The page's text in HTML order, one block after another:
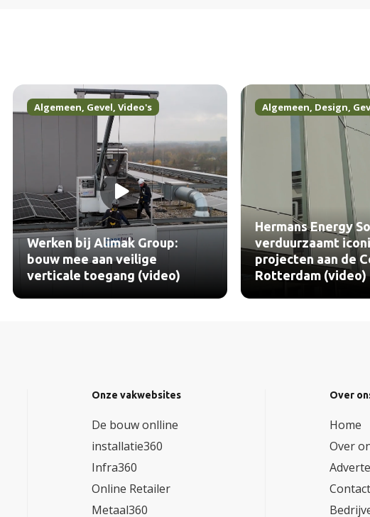
Algemeen, Gevel,Video's
Werken bij Alimak Group:
bouw mee aan veilige
verticale toegang (video)
Algemeen, Design,
Hermans Energy
verduurzaamt
projecten aan de
Rotterdam (video)
Onze vakwebsites
De bouw onlline
installatie360
Infra360
Online Retailer
Metaal360
Over
Home
Over
Contact